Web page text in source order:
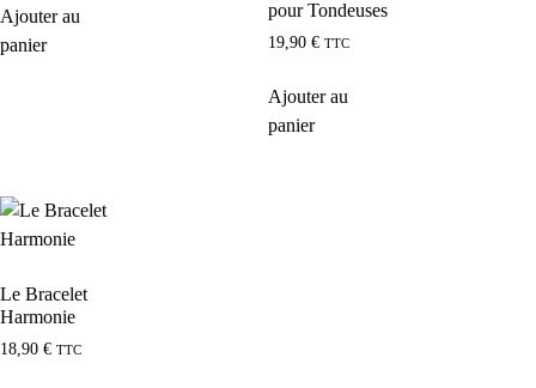
Ajouter au
panier
pour Tondeuses
19,90 € TTC
Ajouter au
panier
Le Bracelet
Harmonie
18,90 € TTC